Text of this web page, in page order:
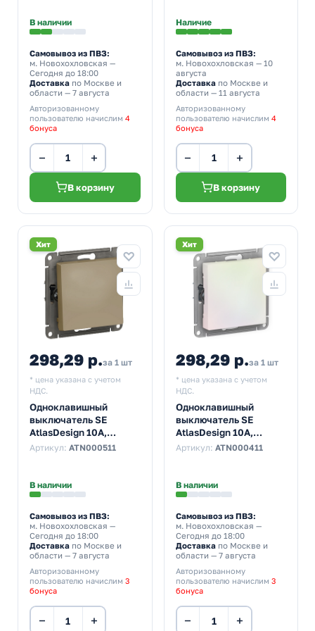
В наличии
Самовывоз из ПВЗ:
м. Новохохловская —
Сегодня до 18:00
Доставка по Москве и
области — 7 августа
Авторизованному
пользователю начислим 4
бонуса
− +
В корзину
Наличие
Самовывоз из ПВЗ:
м. Новохохловская — 10
августа
Доставкапо Москве и
области — 11 августа
Авторизованному
пользователю начислим 4
бонуса
− +
В корзину
Хит
298,29 р.за 1 шт
* цена указана с учетом
НДС.
Одноклавишный
выключатель SE
AtlasDesign 10A,
шампань [уп 10 шт]
Артикул: ATN000511
В наличии
Самовывоз из ПВЗ:
м. Новохохловская —
Сегодня до 18:00
Доставка по Москве и
области — 7 августа
Авторизованному
пользователю начислим 3
бонуса
− +
Хит
298,29 р.за 1 шт
* цена указана с учетом
НДС.
Одноклавишный
выключатель SE
AtlasDesign 10A,
жемчуг [уп 10 шт]
Артикул: ATN000411
В наличии
Самовывоз из ПВЗ:
м. Новохохловская —
Сегодня до 18:00
Доставкапо Москве и
области — 7 августа
Авторизованному
пользователю начислим 3
бонуса
− +